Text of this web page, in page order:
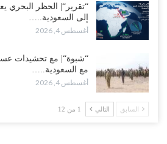
“تقرير“| الحظر البحري
إلى السعودية..…
أغسطس 4, 2026
“شبوة“| مع تحشيدات
مع السعودية..…
أغسطس 4, 2026
السابق التالي 1 من 12